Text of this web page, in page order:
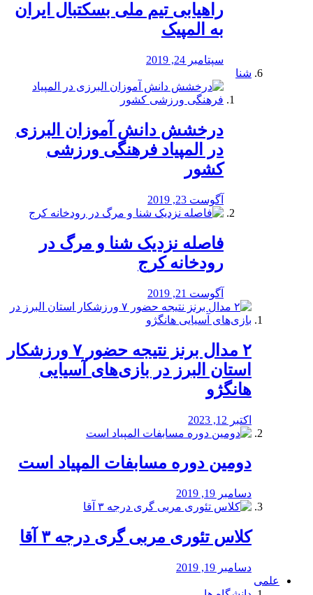
راهیابی تیم ملی بسکتبال ایران
به المپیک
سپتامبر 24, 2019
شنا
درخشش دانش آموزان البرزی
در المپیاد فرهنگی ورزشی
کشور
آگوست 23, 2019
️فاصله نزدیک شنا و مرگ در
رودخانه کرج
آگوست 21, 2019
۲ مدال برنز نتیجه حضور ۷ ورزشکار
استان البرز در بازی‌های آسیایی
هانگژو
اکتبر 12, 2023
دومین دوره مسابفات المپیاد است
دسامبر 19, 2019
کلاس تئوری مربی گری درجه ۳ آقا
دسامبر 19, 2019
علمی